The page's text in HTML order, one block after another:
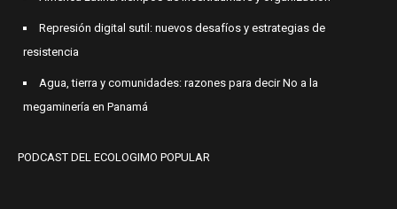
Represión digital sutil: nuevos desafíos y estrategias de
resistencia
Agua, tierra y comunidades: razones para decir No a la
megaminería en Panamá
PODCAST DEL ECOLOGIMO POPULAR